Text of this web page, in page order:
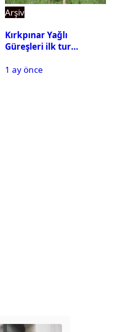
Arşiv
Kırkpınar Yağlı
Güreşleri ilk tur
2. tura geçen
1 ay önce